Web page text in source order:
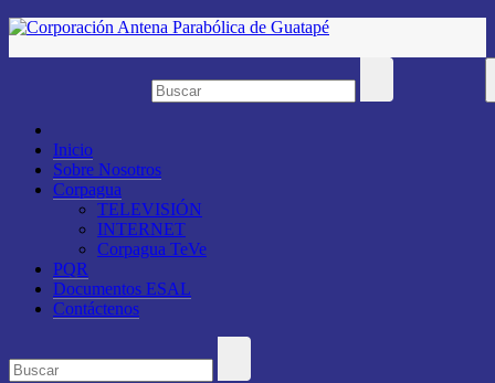
Saltar
Inicio
Sobre Nosotros
Corpagua
TELEVISIÓN
INTERNET
Corpagua TeVe
PQR
Documentos ESAL
Contáctenos